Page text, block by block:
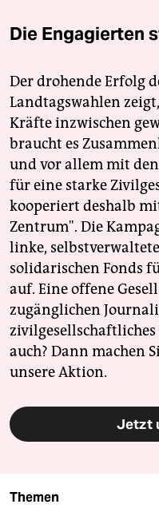
Die Engagierten
Der drohende Erfolg
Landtagswahlen
Kräfte inzwischen
braucht es
und vor allem mit
für eine starke
kooperiert deshalb
Zentrum". Die
linke,
solidarischen Fonds
auf. Eine offene
zugänglichen
zivilgesellschaftliches
auch? Dann machen
unsere Aktion.
Jetzt
Themen